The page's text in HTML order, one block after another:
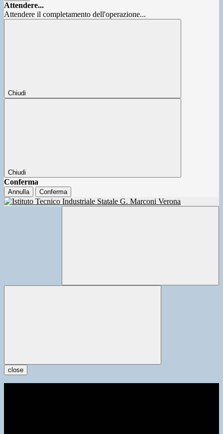
Attendere...
Attendere il completamento dell'operazione...
Chiudi
Chiudi
Conferma
Annulla Conferma
close